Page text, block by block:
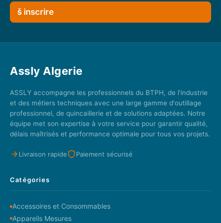
š inscrire
Assly Algerie
ASSLY accompagne les professionnels du BTPH, de l'industrie
et des métiers techniques avec une large gamme d'outillage
professionnel, de quincaillerie et de solutions adaptées. Notre
équipe met son expertise à votre service pour garantir qualité,
délais maîtrisés et performance optimale pour tous vos projets.
Livraison rapide Paiement sécurisé
Catégories
Accessoires et Consommables
Appareils Mesures